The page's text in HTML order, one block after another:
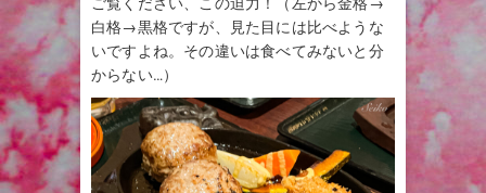
ご覧ください、この迫力！（左から金格→
白格→黒格ですが、見た目には比べような
いですよね。その違いは食べてみないと分
からない…）